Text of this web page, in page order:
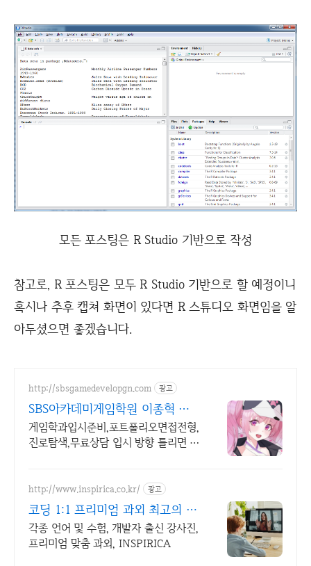
모든 포스팅은 R Studio 기반으로 작성
참고로, R 포스팅은 모두 R Studio 기반으로 할 예정이니
혹시나 추후 캡쳐 화면이 있다면 R 스튜디오 화면임을 알
아두셨으면 좋겠습니다.
http://sbsgamedevelopgn.com 광고
SBS아카데미게임학원 이종혁 청
강대 게임학과 입시반 상담
게임학과입시준비,포트폴리오면접전형,
진로탐색,무료상담 입시 방향 틀리면 1
http://www.inspirica.co.kr/ 광고
코딩 1:1 프리미엄 과외 최고의 선
생님들과 함께
각종 언어 및 수험, 개발자 출신 강사진,
프리미엄 맞춤 과외, INSPIRICA